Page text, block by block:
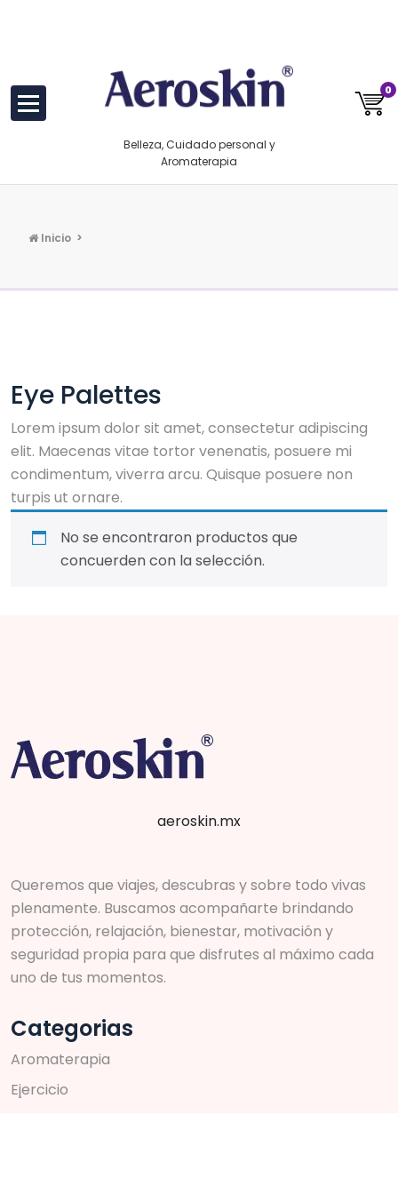
Belleza, Cuidado personal y
Aromaterapia
0
Inicio >
Eye Palettes
Lorem ipsum dolor sit amet, consectetur adipiscing
elit. Maecenas vitae tortor venenatis, posuere mi
condimentum, viverra arcu. Quisque posuere non
turpis ut ornare.
No se encontraron productos que
concuerden con la selección.
aeroskin.mx
Queremos que viajes, descubras y sobre todo vivas
plenamente. Buscamos acompañarte brindando
protección, relajación, bienestar, motivación y
seguridad propia para que disfrutes al máximo cada
uno de tus momentos.
Categorias
Aromaterapia
Ejercicio